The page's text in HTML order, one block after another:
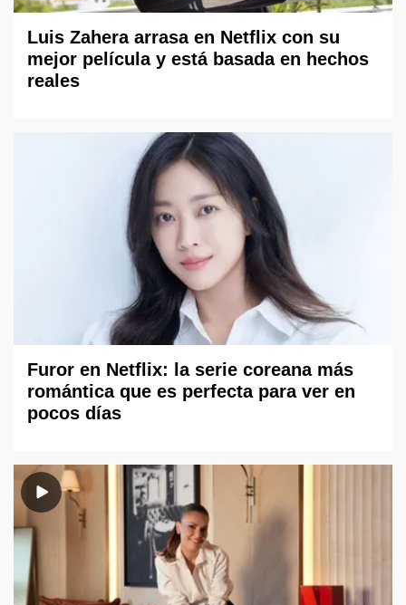
Luis Zahera arrasa en Netflix con su
mejor película y está basada en hechos
reales
Furor en Netflix: la serie coreana más
romántica que es perfecta para ver en
pocos días